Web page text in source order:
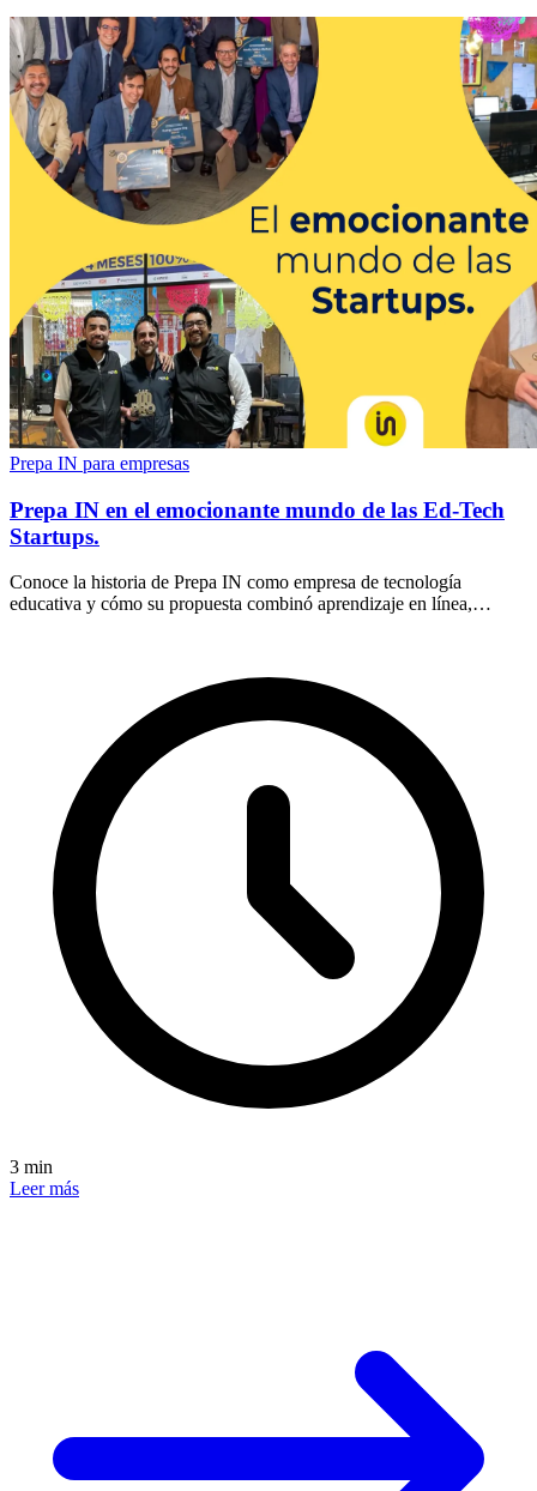
Prepa IN para empresas
Prepa IN en el emocionante mundo de las Ed-Tech
Startups.
Conoce la historia de Prepa IN como empresa de tecnología
educativa y cómo su propuesta combinó aprendizaje en línea,
3 min
Leer más